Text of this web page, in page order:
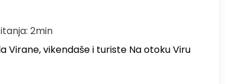
2min
Virane, vikendaše i turiste Na otoku Viru